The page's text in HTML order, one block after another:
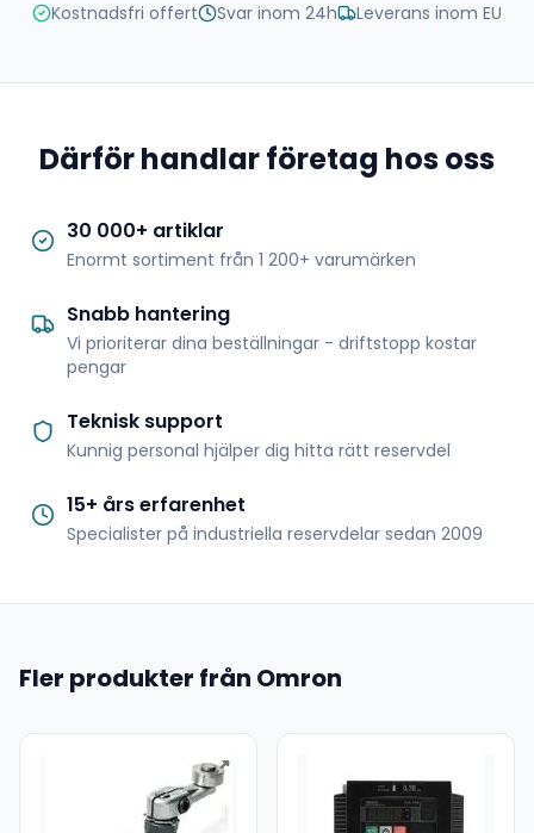
Kostnadsfri offert Svar inom 24h Leverans inom EU
Därför handlar företag hos oss
30 000+ artiklar
Enormt sortiment från 1 200+ varumärken
Snabb hantering
Vi prioriterar dina beställningar - driftstopp kostar
pengar
Teknisk support
Kunnig personal hjälper dig hitta rätt reservdel
15+ års erfarenhet
Specialister på industriella reservdelar sedan 2009
Fler produkter från Omron